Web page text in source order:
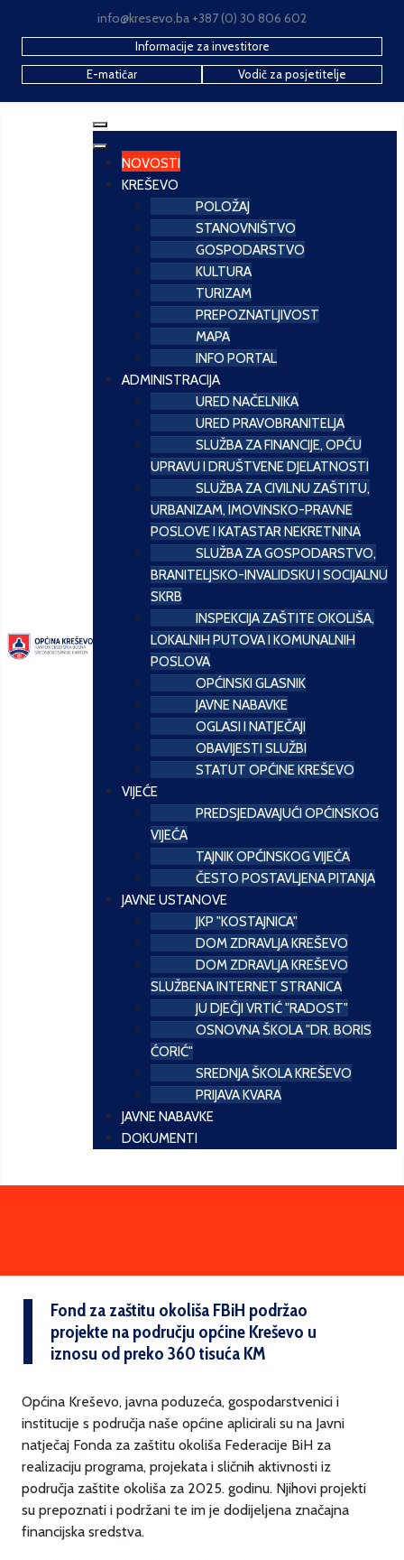
info@kresevo.ba +387 (0) 30 806 602
Informacije za investitore
E-matičar
Vodič za posjetitelje
NOVOSTI
KREŠEVO
POLOŽAJ
STANOVNIŠTVO
GOSPODARSTVO
KULTURA
TURIZAM
PREPOZNATLJIVOST
MAPA
INFO PORTAL
ADMINISTRACIJA
URED NAČELNIKA
URED PRAVOBRANITELJA
SLUŽBA ZA FINANCIJE, OPĆU
UPRAVU I DRUŠTVENE DJELATNOSTI
SLUŽBA ZA CIVILNU ZAŠTITU,
URBANIZAM, IMOVINSKO-PRAVNE
POSLOVE I KATASTAR NEKRETNINA
SLUŽBA ZA GOSPODARSTVO,
BRANITELJSKO-INVALIDSKU I SOCIJALNU
SKRB
INSPEKCIJA ZAŠTITE OKOLIŠA,
LOKALNIH PUTOVA I KOMUNALNIH
POSLOVA
OPĆINSKI GLASNIK
JAVNE NABAVKE
OGLASI I NATJEČAJI
OBAVIJESTI SLUŽBI
STATUT OPĆINE KREŠEVO
VIJEĆE
PREDSJEDAVAJUĆI OPĆINSKOG
VIJEĆA
TAJNIK OPĆINSKOG VIJEĆA
ČESTO POSTAVLJENA PITANJA
JAVNE USTANOVE
JKP "KOSTAJNICA"
DOM ZDRAVLJA KREŠEVO
DOM ZDRAVLJA KREŠEVO
SLUŽBENA INTERNET STRANICA
JU DJEČJI VRTIĆ "RADOST"
OSNOVNA ŠKOLA "DR. BORIS
ĆORIĆ"
SREDNJA ŠKOLA KREŠEVO
PRIJAVA KVARA
JAVNE NABAVKE
DOKUMENTI
Fond za zaštitu okoliša FBiH podržao
projekte na području općine Kreševo u
iznosu od preko 360 tisuća KM
Općina Kreševo, javna poduzeća, gospodarstvenici i
institucije s područja naše općine aplicirali su na Javni
natječaj Fonda za zaštitu okoliša Federacije BiH za
realizaciju programa, projekata i sličnih aktivnosti iz
područja zaštite okoliša za 2025. godinu. Njihovi projekti
su prepoznati i podržani te im je dodijeljena značajna
financijska sredstva.